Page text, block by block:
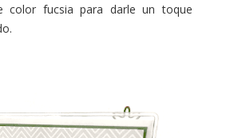
color fucsia para darle un toque